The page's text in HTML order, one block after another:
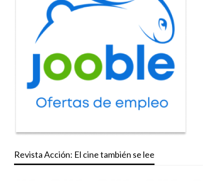
Revista Acción: El cine también se lee